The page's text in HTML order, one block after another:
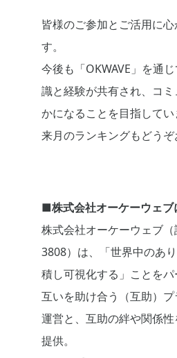
皆様のご参加とご活用に
す。
今後も「OKWAVE」を通
識と経験が共有され、コ
かになることを目指してい
来月のランキングもどうぞ
■株式会社オーケーウェブ
株式会社オーケーウェブ（
3808）は、「世界中のあ
積し可視化する」ことを
互いを助け合う（互助）
運営と、互助の絆や関係
提供。